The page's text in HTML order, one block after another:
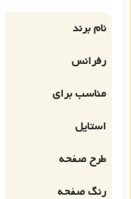
نام برند
رفرانس
مناسب برای
استایل
طرح صفحه
رنگ صفحه